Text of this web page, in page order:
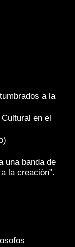
a la
en el
una banda de
la creación”.